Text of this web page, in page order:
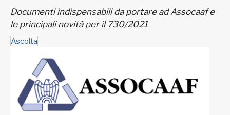
Documenti indispensabili da portare ad Assocaaf e
le principali novità per il 730/2021
Ascolta